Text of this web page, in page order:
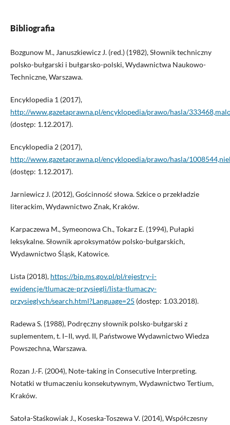
Bibliografia
Bozgunow М., Januszkiewicz J. (red.) (1982), Słownik techniczny
polsko-bułgarski i bułgarsko-polski, Wydawnictwa Naukowo-
Techniczne, Warszawa.
Encyklopedia 1 (2017),
http://www.gazetaprawna.pl/encyklopedia/prawo/hasla/
(dostęp: 1.12.2017).
Encyklopedia 2 (2017),
http://www.gazetaprawna.pl/encyklopedia/prawo/hasla/
(dostęp: 1.12.2017).
Jarniewicz J. (2012), Gościnność słowa. Szkice o przekładzie
literackim, Wydawnictwo Znak, Kraków.
Karpaczewa M., Symeonowa Ch., Tokarz E. (1994), Pułapki
leksykalne. Słownik aproksymatów polsko-bułgarskich,
Wydawnictwo Śląsk, Katowice.
Lista (2018), https://bip.ms.gov.pl/pl/rejestry-i-
ewidencje/tlumacze-przysiegli/lista-tlumaczy-
przysieglych/search.html?Language=25 (dostęp: 1.03.2018).
Radewa S. (1988), Podręczny słownik polsko-bułgarski z
suplementem, t. I–II, wyd. II, Państwowe Wydawnictwo Wiedza
Powszechna, Warszawa.
Rozan J.-F. (2004), Note-taking in Consecutive Interpreting.
Notatki w tłumaczeniu konsekutywnym, Wydawnictwo Tertium,
Kraków.
Satoła-Staśkowiak J., Koseska-Toszewa V. (2014), Współczesny